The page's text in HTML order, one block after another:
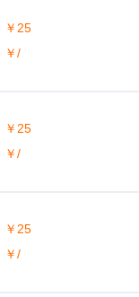
￥25
￥/
￥25
￥/
￥25
￥/